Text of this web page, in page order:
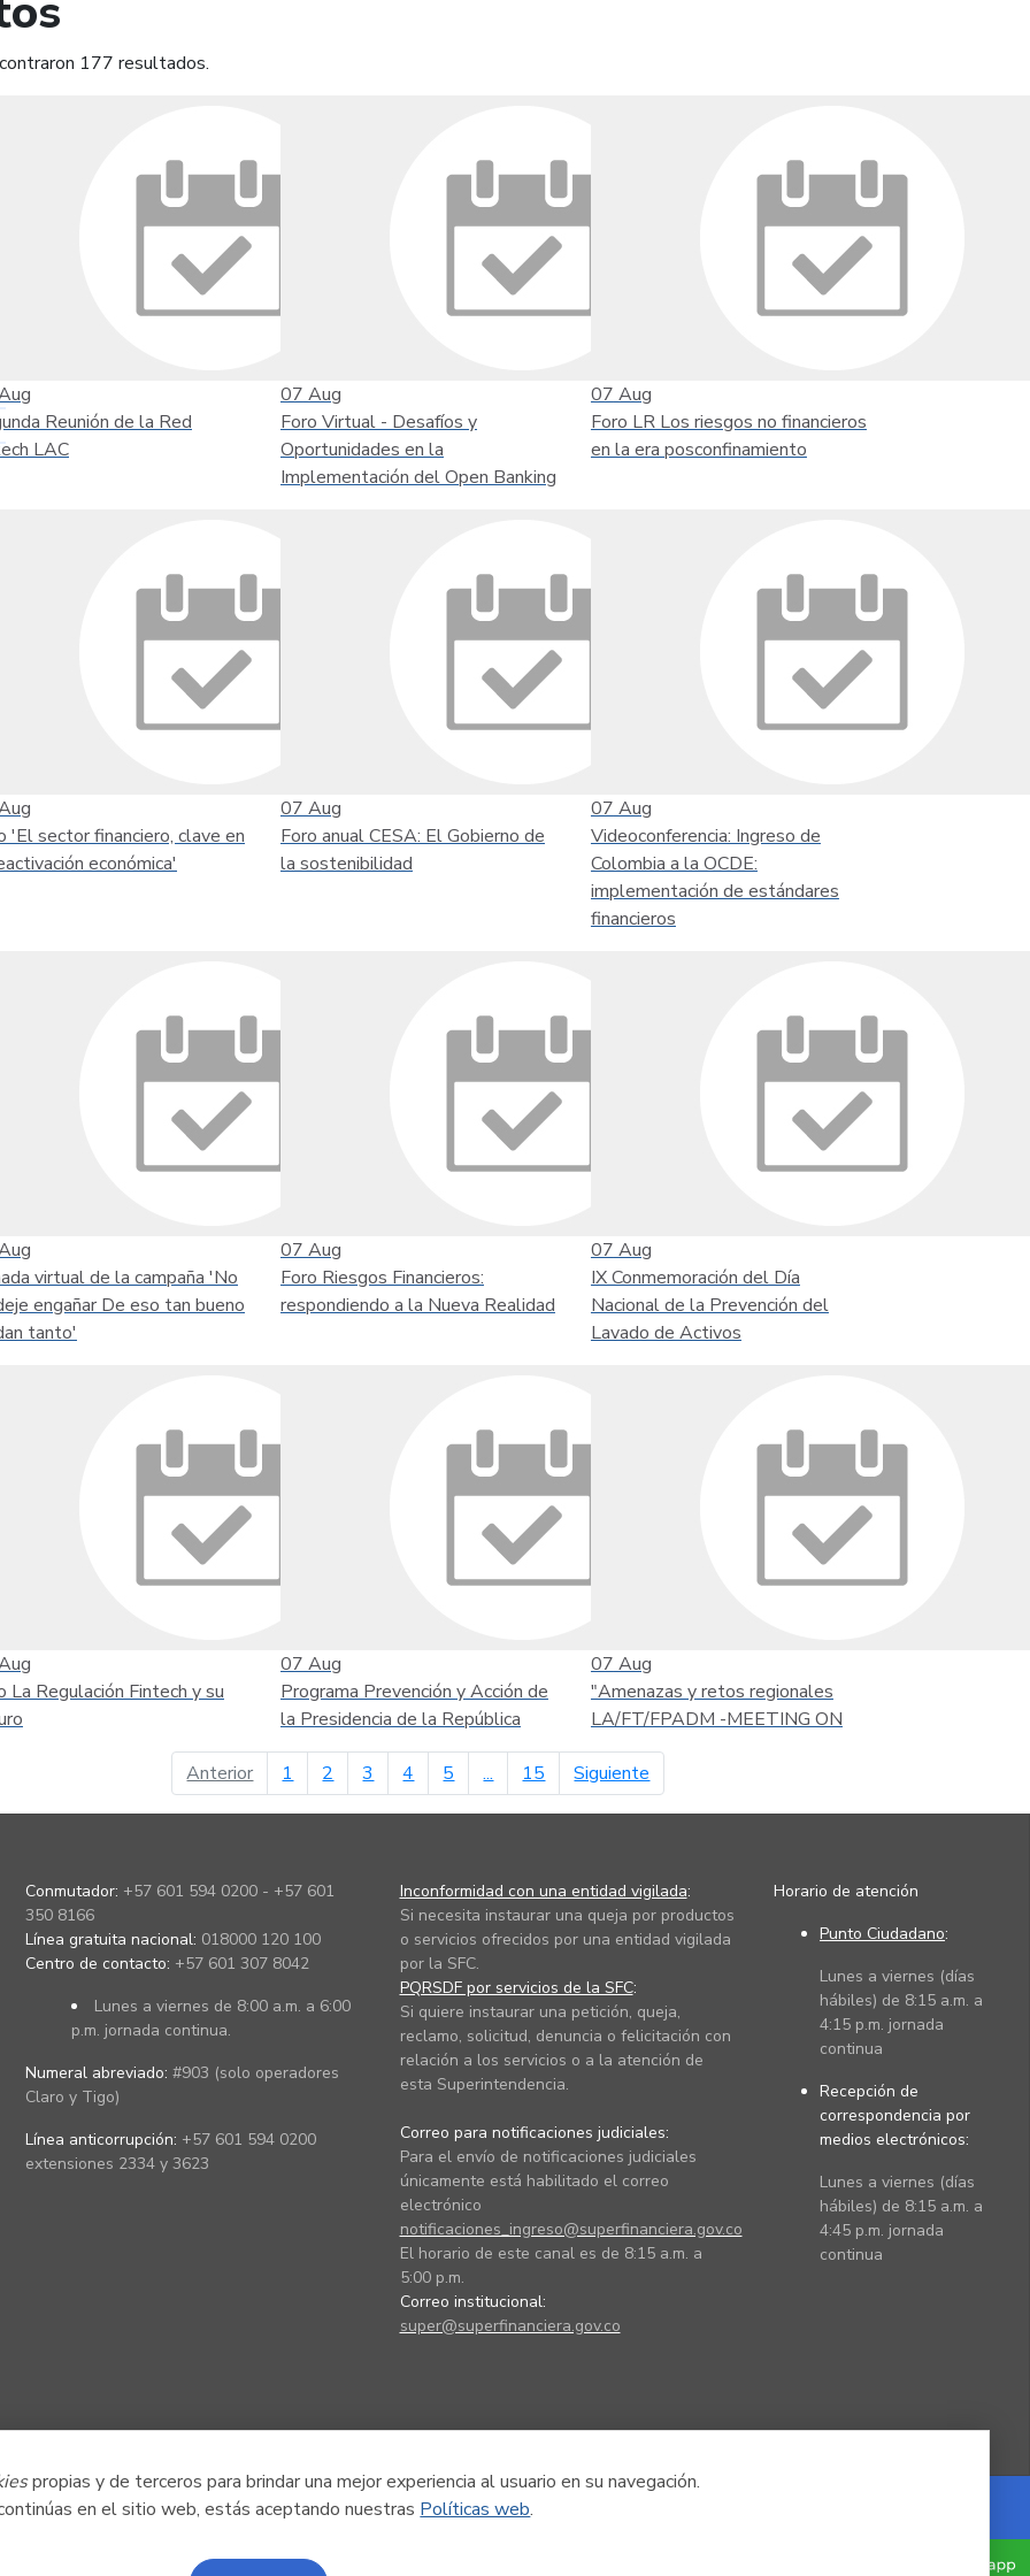
propias y de terceros para brindar una mejor experiencia al usuario en su navegación.
en el sitio web, estás aceptando nuestras Políticas web.
177 resultados.
Reunión de la Red
LAC
07 Aug
Foro Virtual - Desafíos y
Oportunidades en la
Implementación del Open Banking
07 Aug
Foro LR Los riesgos no financieros
en la era posconfinamiento
'El sector financiero, clave en
económica'
07 Aug
Foro anual CESA: El Gobierno de
la sostenibilidad
07 Aug
Videoconferencia: Ingreso de
Colombia a la OCDE:
implementación de estándares
financieros
virtual de la campaña 'No
engañar De eso tan bueno
tanto'
07 Aug
Foro Riesgos Financieros:
respondiendo a la Nueva Realidad
07 Aug
IX Conmemoración del Día
Nacional de la Prevención del
Lavado de Activos
La Regulación Fintech y su
07 Aug
Programa Prevención y Acción de
la Presidencia de la República
07 Aug
"Amenazas y retos regionales
LA/FT/FPADM -MEETING ON
Anteriorpágina anterior
1 2 3 4 5 ... 15 Siguiente
Conmutador: +57 601 594 0200 - +57 601
350 8166
Línea gratuita nacional: 018000 120 100
Centro de contacto: +57 601 307 8042
Lunes a viernes de 8:00 a.m. a 6:00
p.m. jornada continua.
Numeral abreviado: #903 (solo operadores
Claro y Tigo)
Línea anticorrupción: +57 601 594 0200
extensiones 2334 y 3623
Inconformidad con una entidad vigilada:
Si necesita instaurar una queja por productos
o servicios ofrecidos por una entidad vigilada
por la SFC.
PQRSDF por servicios de la SFC:
Si quiere instaurar una petición, queja,
reclamo, solicitud, denuncia o felicitación con
relación a los servicios o a la atención de
esta Superintendencia.
Correo para notificaciones judiciales:
Para el envío de notificaciones judiciales
únicamente está habilitado el correo
electrónico
notificaciones_ingreso@superfinanciera.gov.co
El horario de este canal es de 8:15 a.m. a
5:00 p.m.
Correo institucional:
super@superfinanciera.gov.co
Horario de atención
Punto Ciudadano:
Lunes a viernes (días
hábiles) de 8:15 a.m. a
4:15 p.m. jornada
continua
Recepción de
correspondencia por
medios electrónicos:
Lunes a viernes (días
hábiles) de 8:15 a.m. a
4:45 p.m. jornada
continua
Powered by Nexura